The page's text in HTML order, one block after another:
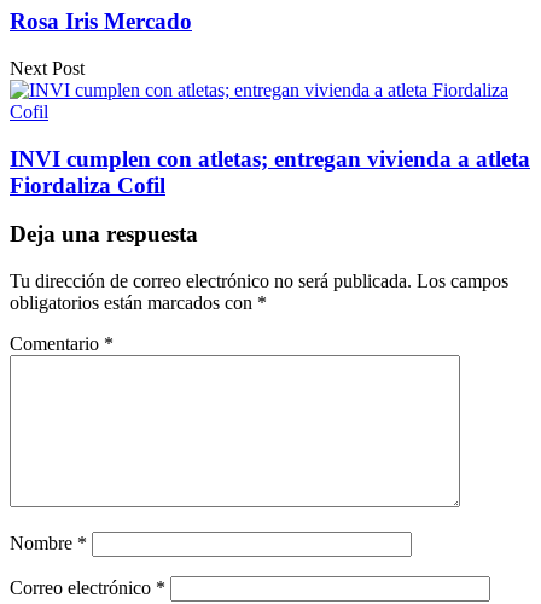
Rosa Iris Mercado
Next Post
INVI cumplen con atletas; entregan vivienda a atleta
Fiordaliza Cofil
Deja una respuesta
Tu dirección de correo electrónico no será publicada. Los campos
obligatorios están marcados con *
Comentario *
Nombre *
Correo electrónico *